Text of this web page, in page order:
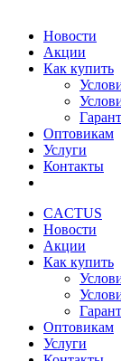
Новости
Акции
Как купить
Оптовикам
Услуги
Контакты
CACTUS
Новости
Акции
Как купить
Оптовикам
Услуги